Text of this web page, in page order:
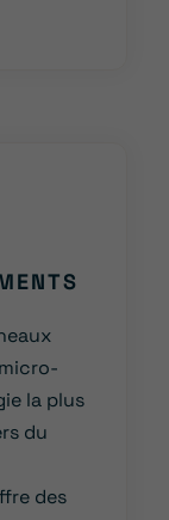
la plus
du
des